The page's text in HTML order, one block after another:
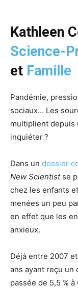
Kathleen
Science-
et Famille
Pandémie,
sociaux… Les
multiplient depuis
inquiéter ?
Dans un dossier
New Scientistse
chez les enfants
menées un peu
en effet que les
anxieux.
Déjà entre 2007
ans ayant reçu un
passée de 5,5 %